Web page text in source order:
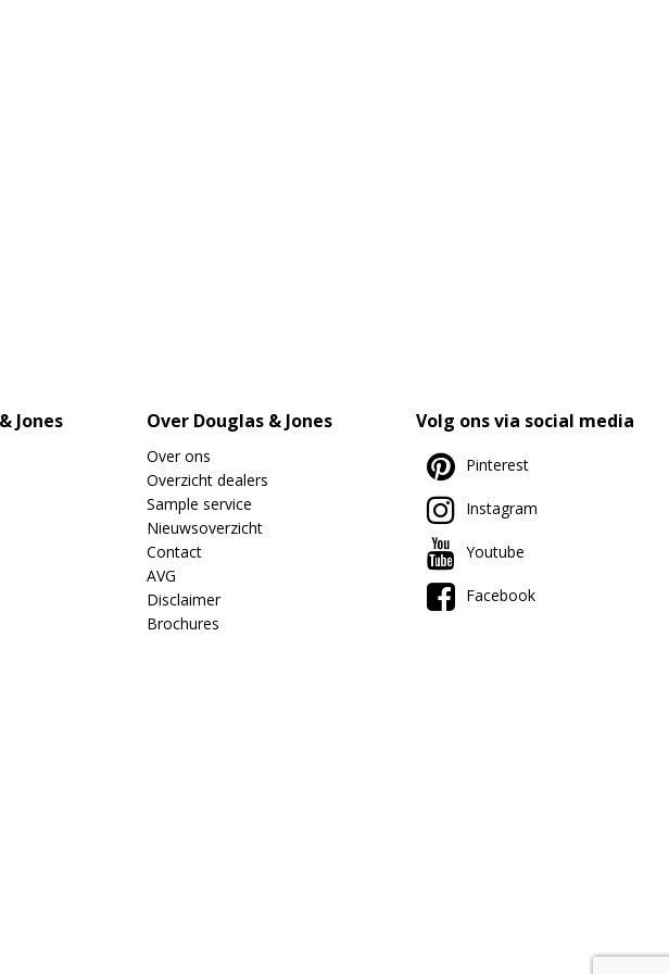
Jones Over Douglas & Jones
Over ons
Overzicht dealers
Sample service
Nieuwsoverzicht
Contact
AVG
Disclaimer
Brochures
Volg ons via social media
Pinterest
Instagram
Youtube
Facebook